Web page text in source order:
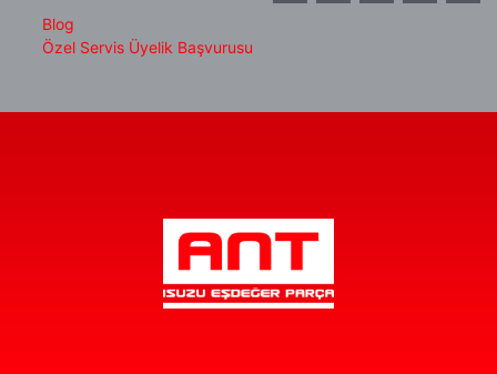
Blog
Özel Servis Üyelik Başvurusu